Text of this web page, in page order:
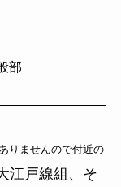
部
りませんので付近の
江戸線組、そ